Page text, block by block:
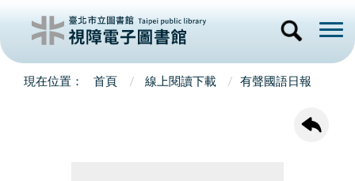
首頁 線上閱讀下載 有聲國語日報